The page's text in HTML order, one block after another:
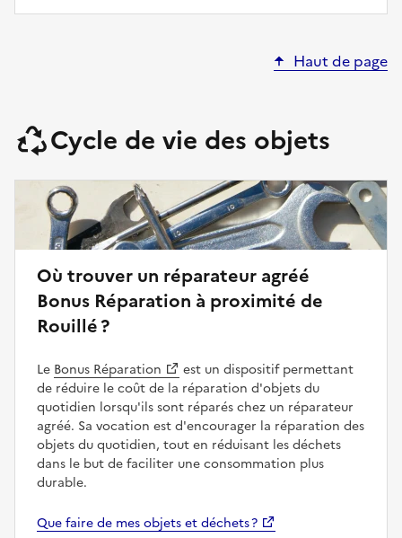
Haut de page
Cycle de vie des objets
Où trouver un réparateur agréé
Bonus Réparation à proximité de
Rouillé ?
Le Bonus Réparation
est un dispositif permettant
de réduire le coût de la réparation d'objets du
quotidien lorsqu'ils sont réparés chez un réparateur
agréé. Sa vocation est d'encourager la réparation des
objets du quotidien, tout en réduisant les déchets
dans le but de faciliter une consommation plus
durable.
Que faire de mes objets et déchets ?